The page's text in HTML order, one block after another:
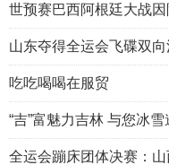
世预赛巴西阿根廷大战
山东夺得全运会飞碟双
吃吃喝喝在服贸
“吉”富魅力吉林 与您冰雪
全运会蹦床团体决赛：